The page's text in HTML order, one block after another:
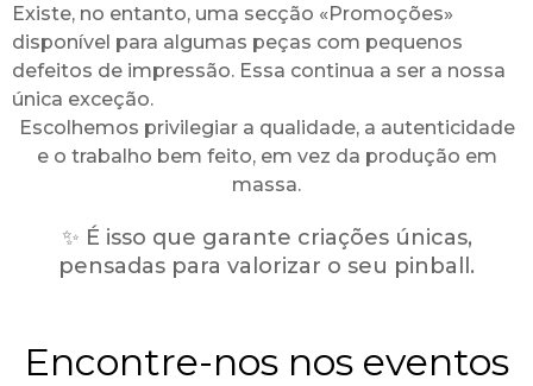
Existe, no entanto, uma secção «Promoções»
disponível para algumas peças com pequenos
defeitos de impressão. Essa continua a ser a nossa
única exceção.
Escolhemos privilegiar a qualidade, a autenticidade
e o trabalho bem feito, em vez da produção em
massa.
✨ É isso que garante criações únicas,
pensadas para valorizar o seu pinball.
Encontre-nos nos eventos